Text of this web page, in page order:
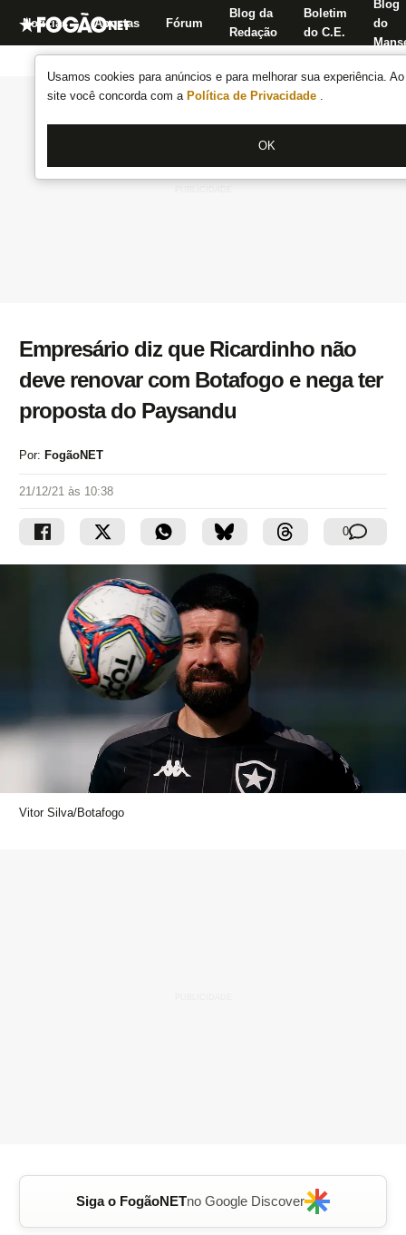
Usamos cookies para anúncios e para melhorar sua experiência.
site você concorda com a Política de Privacidade .
OK
Notícias Apostas Fórum
Blog da
Redação
Boletim
do C.E.
Blog
do
Empresário diz que Ricardinho não
deve renovar com Botafogo e nega ter
proposta do Paysandu
Por: FogãoNET
21/12/21 às 10:38
0
Vitor Silva/Botafogo
Siga o FogãoNETno Google Discover